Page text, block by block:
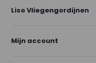
Liso Vliegengordijnen
Mijn account